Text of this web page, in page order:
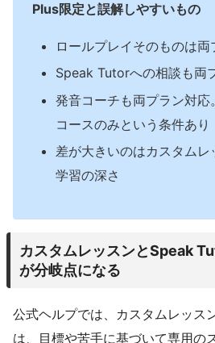
Plus限定と誤解しやすいもの
ロールプレイそのものは
Speak Tutorへの相談も両
発音コーチも両プラン対応
コースのみという条件あり
差が大きいのはカスタムレ
学習の深さ
カスタムレッスンとSpeak
が分岐点になる
公式ヘルプでは、カスタムレッス
は、目標や苦手に基づいて専用の